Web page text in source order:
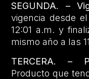
SEGUNDA. –
vigencia desde
12:01 a.m. y
mismo año a las
TERCERA. –
Producto que